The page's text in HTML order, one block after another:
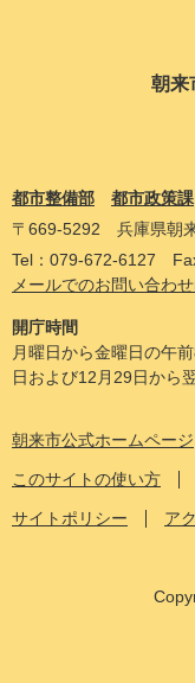
朝来
都市整備部 都市政策課
〒669-5292
兵庫県朝
Tel：079‐672-6127
メールでのお問い合わ
開庁時間
月曜日から金曜日の午
日および12月29日から
朝来市公式ホームページ
このサイトの使い方
サイトポリシー ア